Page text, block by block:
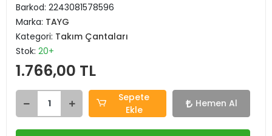
Barkod: 2243081578596
Marka: TAYG
Kategori: Takım Çantaları
Stok: 20+
1.766,00 TL
Sepete
Ekle
Hemen Al